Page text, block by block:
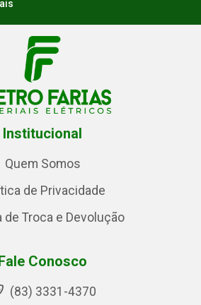
Institucional
Quem Somos
de Privacidade
de Troca e Devolução
Conosco
(83) 3331-4370